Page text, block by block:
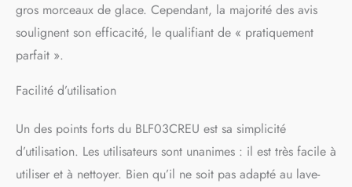
gros morceaux de glace. Cependant, la majorité des avis
soulignent son efficacité, le qualifiant de « pratiquement
parfait ».
Facilité d’utilisation
Un des points forts du BLF03CREU est sa simplicité
d’utilisation. Les utilisateurs sont unanimes : il est très facile à
utiliser et à nettoyer. Bien qu’il ne soit pas adapté au lave-